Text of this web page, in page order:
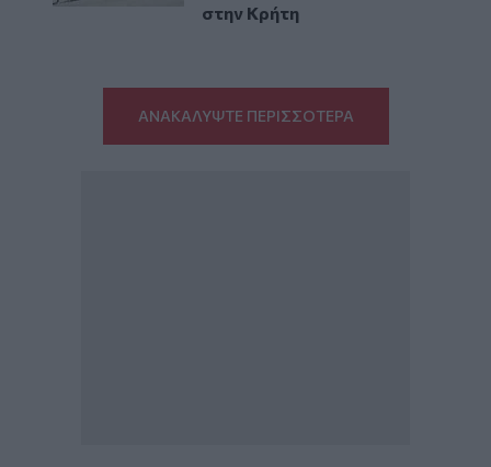
στην Κρήτη
ΑΝΑΚΑΛΥΨΤΕ ΠΕΡΙΣΣΟΤΕΡΑ